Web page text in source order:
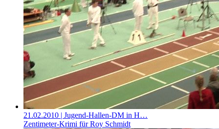
21.02.2010 | Jugend-Hallen-DM in H…
Zentimeter-Krimi für Roy Schmidt